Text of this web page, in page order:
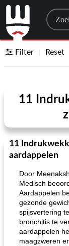
Filter Reset
11
11
aardappelen
Door
Medisch
Aardappelen
gezonde
spijsvertering
bronchitis te
aardappelen
maagzweren